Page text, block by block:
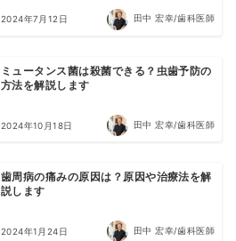
2024年7月12日 田中 宏幸/歯科医師
ミュータンス菌は殺菌できる？虫歯予防の
方法を解説します
2024年10月18日 田中 宏幸/歯科医師
歯周病の痛みの原因は？原因や治療法を解
説します
2024年1月24日 田中 宏幸/歯科医師